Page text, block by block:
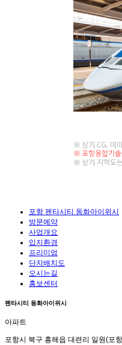
포항 펜타시티 동화아이위시
방문예약
사업개요
입지환경
프리미엄
단지배치도
오시는길
홍보센터
펜타시티 동화아이위시
아파트
포항시 북구 흥해읍 대련리 일원(포